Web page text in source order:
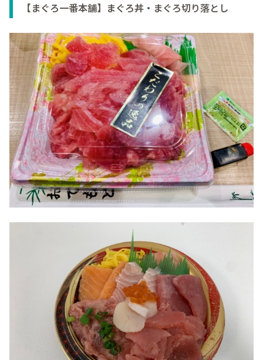
【まぐろ一番本舗】まぐろ丼・まぐろ切り落とし